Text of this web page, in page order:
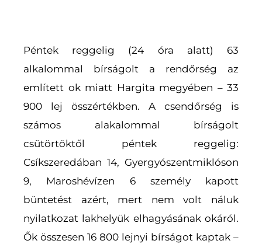
Péntek reggelig (24 óra alatt) 63
alkalommal bírságolt a rendőrség az
említett ok miatt Hargita megyében – 33
900 lej összértékben. A csendőrség is
számos alakalommal bírságolt
csütörtöktől péntek reggelig:
Csíkszeredában 14, Gyergyószentmiklóson
9, Maroshévízen 6 személy kapott
büntetést azért, mert nem volt náluk
nyilatkozat lakhelyük elhagyásának okáról.
Ők összesen 16 800 lejnyi bírságot kaptak –